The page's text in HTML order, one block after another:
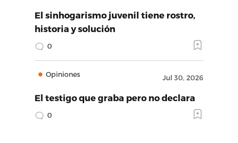
El sinhogarismo juvenil tiene rostro,
historia y solución
0
Opiniones Jul 30, 2026
El testigo que graba pero no declara
0